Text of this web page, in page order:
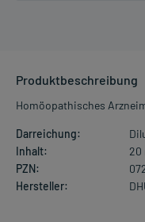
Produktbeschreibung
Homöopathisches
Darreichung:
Inhalt:
20
PZN:
Hersteller: